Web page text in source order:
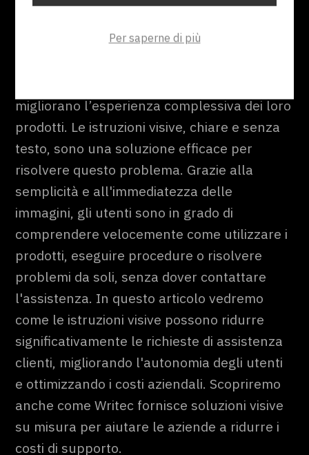
aziende che riescono a migliorare
migliorano l’esperienza complessiva dei loro
prodotti. Le istruzioni visive, chiare e senza
testo, sono una soluzione efficace per
risolvere questo problema. Grazie alla
semplicità e all'immediatezza delle
immagini, gli utenti sono in grado di
comprendere velocemente come utilizzare i
prodotti, eseguire procedure o risolvere
problemi da soli, senza dover contattare
l'assistenza. In questo articolo vedremo
come le istruzioni visive possono ridurre
significativamente le richieste di assistenza
clienti, migliorando l'autonomia degli utenti
e ottimizzando i costi aziendali. Scopriremo
anche come Writec fornisce soluzioni visive
su misura per aiutare le aziende a ridurre i
costi di supporto.
Per saperne di più